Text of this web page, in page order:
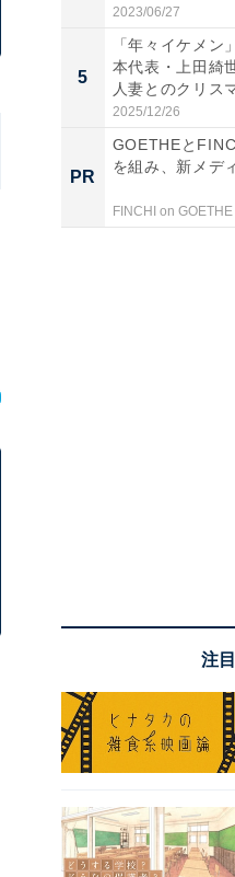
「...
2023/06/27
5
「年々イケメン
本代表・上田綺
人妻とのクリス
に...
2025/12/26
PR
GOETHEと
を組み、新メデ
FINCHI on GOETHE
注